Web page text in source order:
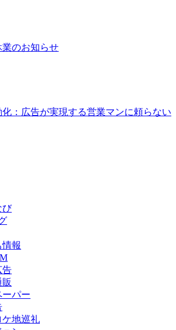
のお知らせ
：広告が実現する営業マンに頼らない
び
報
告
ーパー
ケ地巡礼